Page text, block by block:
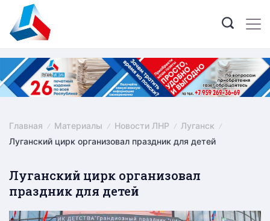
content
Главная Материалы Новости ЛНР
Луганск
Луганский цирк организовал праздник для детей
Луганский цирк организовал
праздник для детей